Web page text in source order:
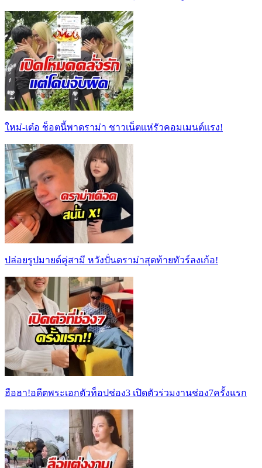
ใหม่-เต๋อ ช็อตนี้พาดราม่า ชาวเน็ตเเห่รัวคอมเมนต์เเรง!
ปล่อยรูปมายด์คู่สามี หวังปั่นดราม่าสุดท้ายทัวร์ลงเก้อ!
ฮือฮา!อดีตพระเอกตัวท็อปช่อง3 เปิดตัวร่วมงานช่อง7ครั้งแรก